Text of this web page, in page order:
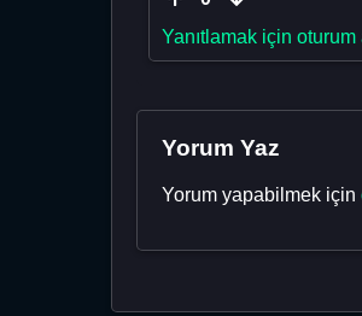
Yanıtlamak için oturum
Yorum Yaz
Yorum yapabilmek için